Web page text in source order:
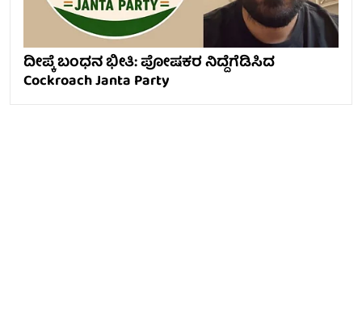
ದೀಪ್ಕೆ ಬಂಧನ ಭೀತಿ: ಪೋಷಕರ ನಿದ್ದೆಗೆಡಿಸಿದ
Cockroach Janta Party